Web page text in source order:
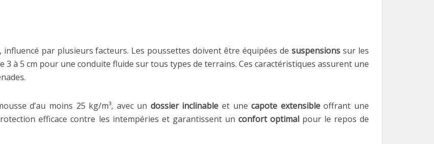
par plusieurs facteurs. Les poussettes doivent être équipées desuspensions sur les
3 à 5 cm pour une conduite fluide sur tous types de terrains. Ces caractéristiques assurent une
d’au moins 25 kg/m³, avec un dossier inclinable et unecapote extensibleoffrant une
efficace contre les intempéries et garantissent un confort optimalpour le repos de